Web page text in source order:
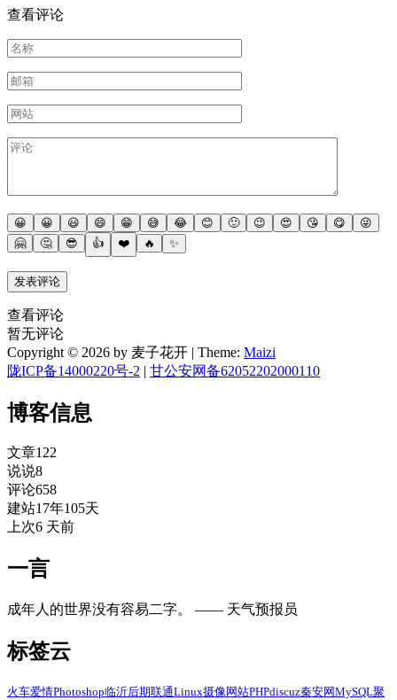
查看评论
😀 😀 😃 😄 😁 😅 😂 😊 🙂 😉 😍 😘 😋
😜
🤗
🤔 😎 👍 ❤️ 🔥 ✨
查看评论
暂无评论
Copyright © 2026 by 麦子花开 | Theme: Maizi
陇ICP备14000220号-2 | 甘公安网备62052202000110
博客信息
文章122
说说8
评论658
建站17年105天
上次6 天前
一言
成年人的世界没有容易二字。 —— 天气预报员
标签云
火车爱情Photoshop临沂后期联通Linux摄像网站PHPdiscuz秦安网MySQL聚